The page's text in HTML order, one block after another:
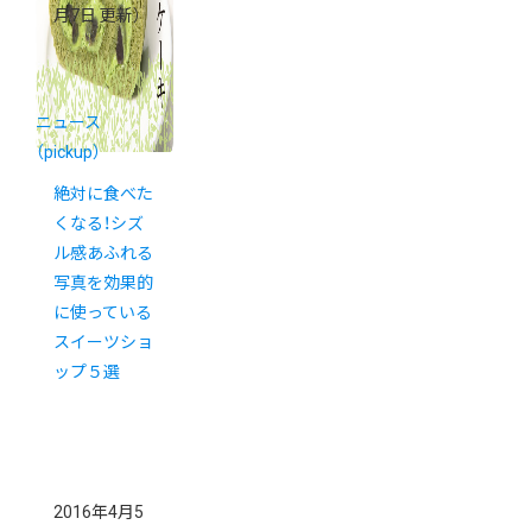
月7日 更新）
ニュース
（pickup）
絶対に食べた
くなる！シズ
ル感あふれる
写真を効果的
に使っている
スイーツショ
ップ５選
2016年4月5